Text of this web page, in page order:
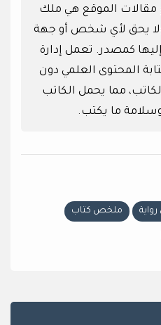
مقالات الموقع هي ملك
يحق لأي شخص أو جهة
كمصدر. تعمل إدارة
المحتوى العلمي دون
مما يحمل الكاتب
ما يكتب.
ملخص كتاب